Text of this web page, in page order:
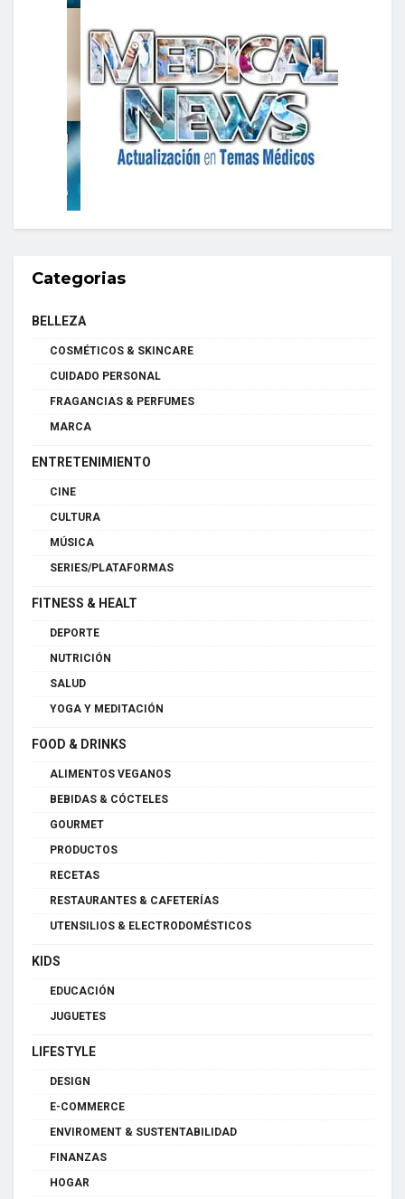
Categorias
BELLEZA
COSMÉTICOS & SKINCARE
CUIDADO PERSONAL
FRAGANCIAS & PERFUMES
MARCA
ENTRETENIMIENTO
CINE
CULTURA
MÚSICA
SERIES/PLATAFORMAS
FITNESS & HEALT
DEPORTE
NUTRICIÓN
SALUD
YOGA Y MEDITACIÓN
FOOD & DRINKS
ALIMENTOS VEGANOS
BEBIDAS & CÓCTELES
GOURMET
PRODUCTOS
RECETAS
RESTAURANTES & CAFETERÍAS
UTENSILIOS & ELECTRODOMÉSTICOS
KIDS
EDUCACIÓN
JUGUETES
LIFESTYLE
DESIGN
E-COMMERCE
ENVIROMENT & SUSTENTABILIDAD
FINANZAS
HOGAR